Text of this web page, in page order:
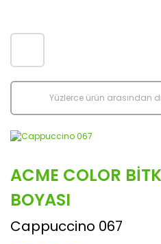
ACME COLOR
BOYASI
Cappuccino 067